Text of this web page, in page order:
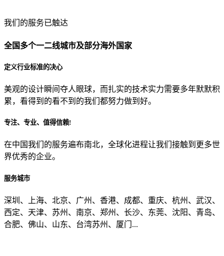
贵公司预算范围是？
贵公司的团队规模是？
目前主要的营销渠道是？
我们的服务已触达
全国多个一二线城市及部分海外国家
定义行业标准的决心
美观的设计瞬间夺人眼球，而扎实的技术实力需要多年默默积
累，看得到的看不到的我们都努力做到好。
专注、专业、值得信赖!
在中国我们的服务遍布南北，全球化进程让我们接触到更多世
界优秀的企业。
服务城市
深圳、上海、北京、广州、香港、成都、重庆、杭州、武汉、
西定、天津、苏州、南京、郑州、长沙、东莞、沈阳、青岛、
合肥、佛山、山东、台湾苏州、厦门...